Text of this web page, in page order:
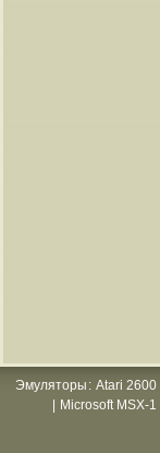
Эмуляторы : Atari 2600
Microsoft MSX-1